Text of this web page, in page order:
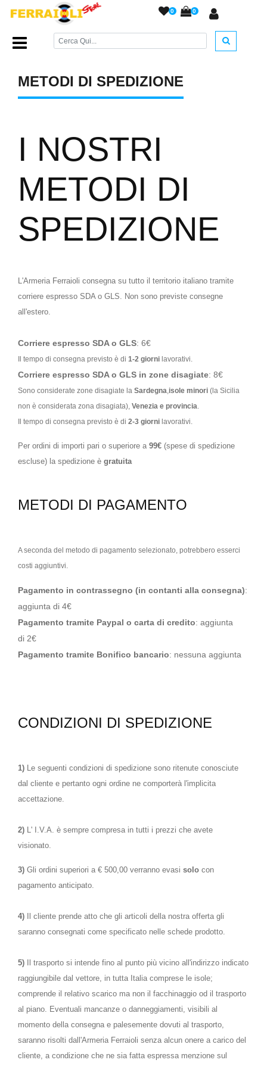
0 0
Home Page/Metodi di spedizione/
METODI DI SPEDIZIONE
I NOSTRI
METODI DI
SPEDIZIONE
L'Armeria Ferraioli consegna su tutto il territorio italiano tramite
corriere espresso SDA o GLS. Non sono previste consegne
all'estero.
Corriere espresso SDA o GLS: 6€
Il tempo di consegna previsto è di 1-2 giorni lavorativi.
Corriere espresso SDA o GLS in zone disagiate: 8€
Sono considerate zone disagiate la Sardegna,isole minori (la Sicilia
non è considerata zona disagiata), Venezia e provincia.
Il tempo di consegna previsto è di 2-3 giorni lavorativi.
Per ordini di importi pari o superiore a 99€ (spese di spedizione
escluse) la spedizione è gratuita
METODI DI PAGAMENTO
A seconda del metodo di pagamento selezionato, potrebbero esserci
costi aggiuntivi.
Pagamento in contrassegno (in contanti alla consegna):
aggiunta di 4€
Pagamento tramite Paypal o carta di credito: aggiunta
di 2€
Pagamento tramite Bonifico bancario: nessuna aggiunta
CONDIZIONI DI SPEDIZIONE
1) Le seguenti condizioni di spedizione sono ritenute conosciute
dal cliente e pertanto ogni ordine ne comporterà l'implicita
accettazione.
2) L' I.V.A. è sempre compresa in tutti i prezzi che avete
visionato.
3) Gli ordini superiori a € 500,00 verranno evasi solo con
pagamento anticipato.
4)
Il cliente prende atto che gli articoli della nostra offerta gli
saranno consegnati come specificato nelle schede prodotto.
5)
Il trasporto si intende fino al punto più vicino all'indirizzo indicato
raggiungibile dal vettore, in tutta Italia comprese le isole;
comprende il relativo scarico ma non il facchinaggio od il trasporto
al piano. Eventuali mancanze o danneggiamenti, visibili al
momento della consegna e palesemente dovuti al trasporto,
saranno risolti dall'Armeria Ferraioli senza alcun onere a carico del
cliente, a condizione che ne sia fatta espressa menzione sul